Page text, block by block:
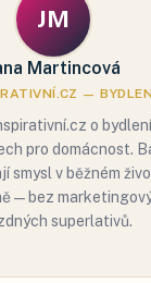
JM
Martincová
—
o
pro domácnost.
smysl v běžném
— bez
superlativů.